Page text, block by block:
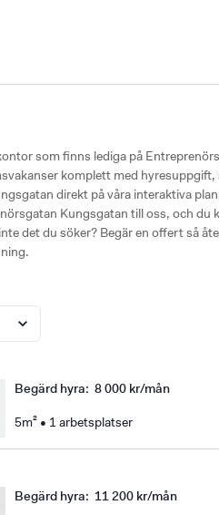
som finns lediga på
komplett med
direkt på våra interaktiva
Kungsgatan till oss, och du
det du söker? Begär en offert så
Begärd hyra: 8 000 kr/mån
5m² • 1 arbetsplatser
Begärd hyra: 11 200 kr/mån